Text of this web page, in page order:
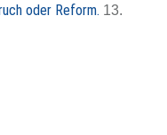
oder Reform. 13.